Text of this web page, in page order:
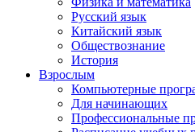
Русский язык
Китайский язык
Обществознание
История
Взрослым
Компьютерные
Для начинающих
Профессиональные